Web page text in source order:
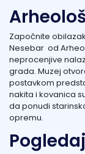
Započnite
Nesebar od
neprocenjive
grada. Muzej
postavkom
nakita i kovanica
da ponudi
opremu.